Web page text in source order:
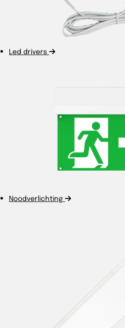
Led drivers
Noodverlichting